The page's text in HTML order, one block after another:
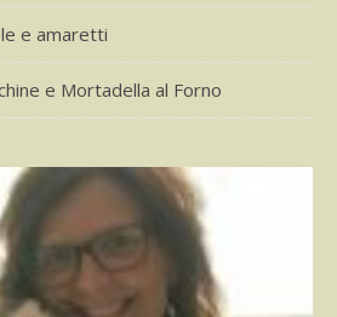
e amaretti
e Mortadella al Forno